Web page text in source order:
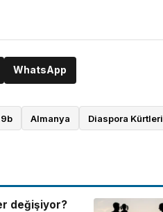
WhatsApp
Almanya Diaspora Kürtleri
değişiyor?